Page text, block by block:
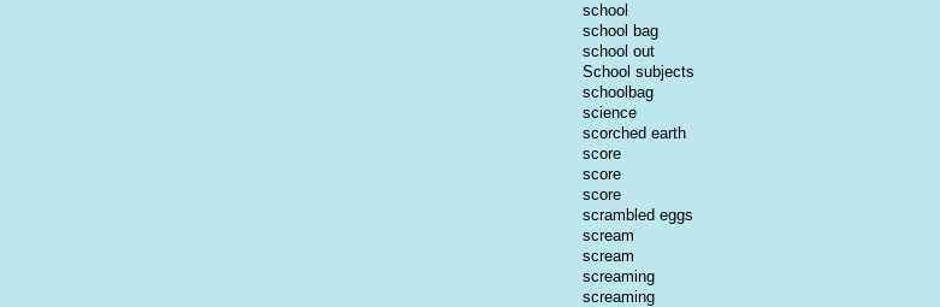
school
school bag
school out
School subjects
schoolbag
science
scorched earth
score
score
score
scrambled eggs
scream
scream
screaming
screaming